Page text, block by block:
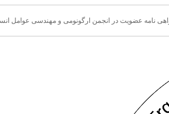
نامه عضویت در انجمن ارگونومی و مهندسی